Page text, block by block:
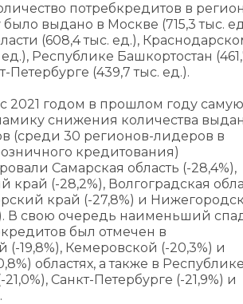
потребкредитов в
выдано в Москве (715,3 тыс.
(608,4 тыс. ед.),
ед.), Республике Башкортостан
Петербурге (439,7 тыс. ед.).
2021 годом в прошлом году самую
снижения количества
(среди 30 регионов-лидеров в
кредитования)
Самарская область (-28,4%),
край (-28,2%), Волгоградская
край (-27,8%) и
В свою очередь наименьший
был отмечен в
(-19,8%), Кемеровской (-20,3%) и
областях, а также в
Санкт-Петербурге (-21,9%) и